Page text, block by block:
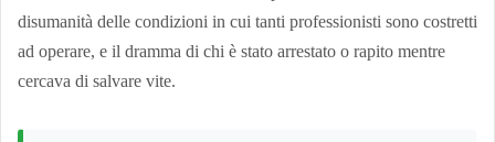
disumanità delle condizioni in cui tanti professionisti sono costretti
ad operare, e il dramma di chi è stato arrestato o rapito mentre
cercava di salvare vite.